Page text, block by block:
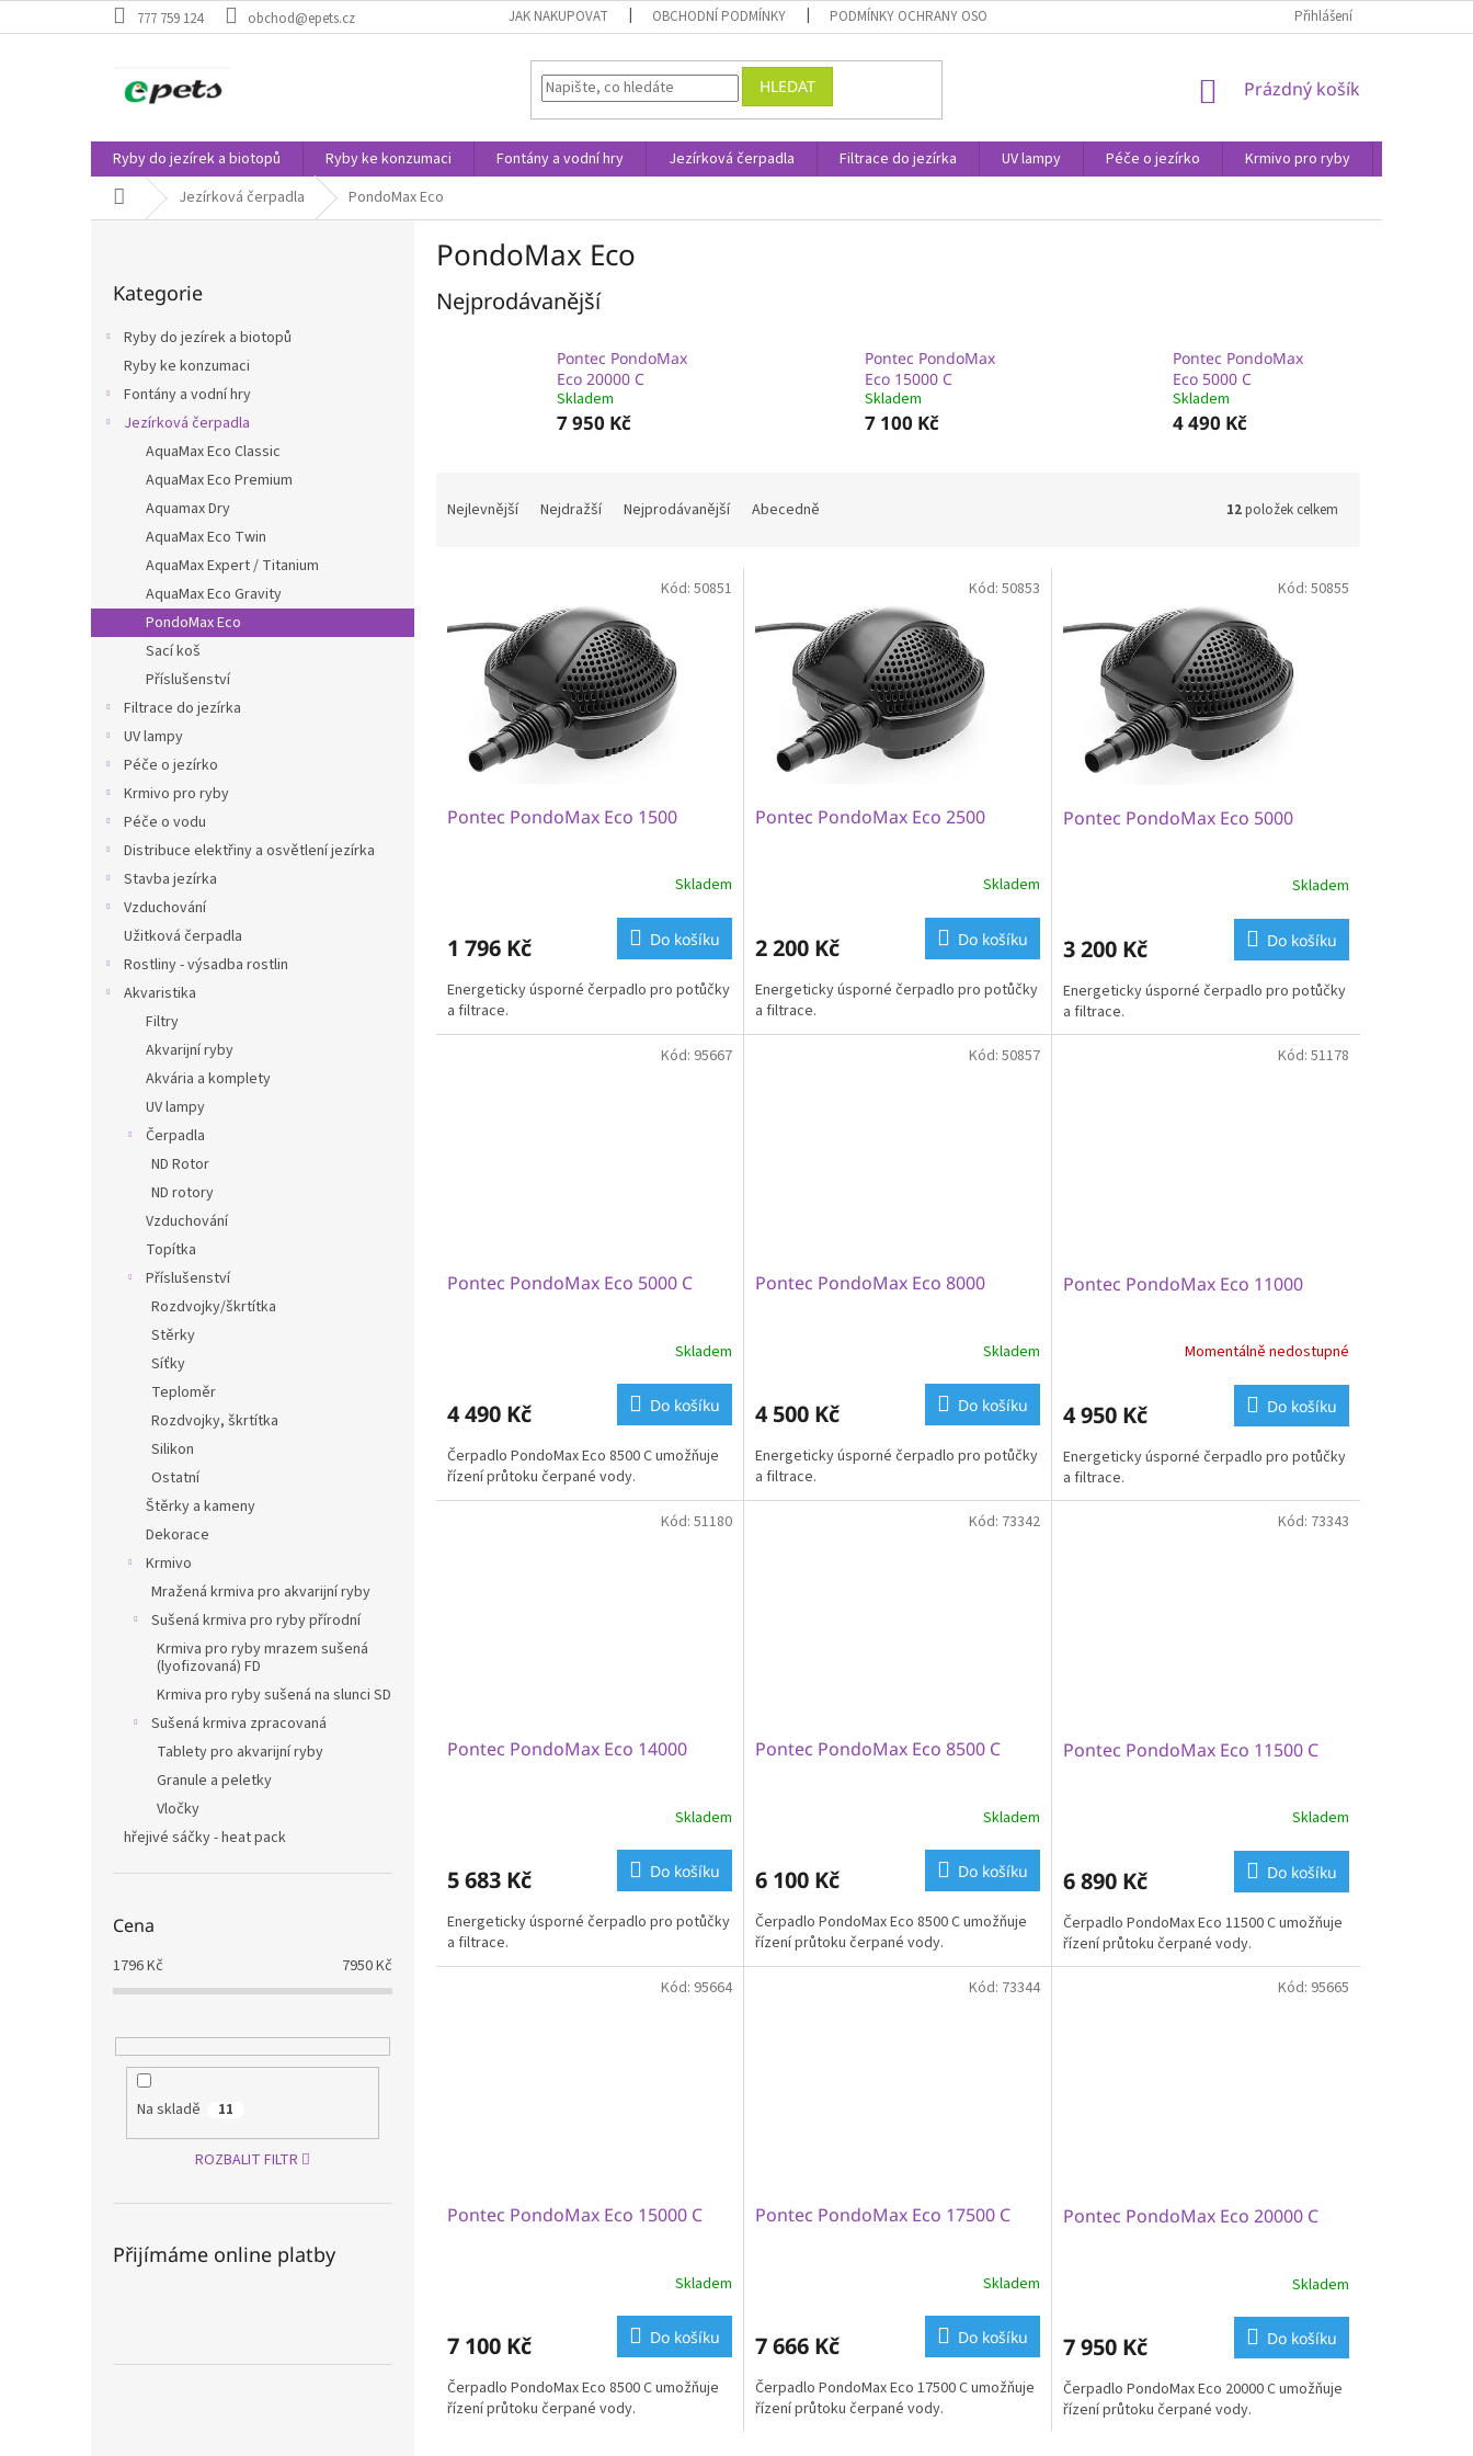
na
777 759 124 obchod@epets.cz JAK NAKUPOVAT OBCHODNÍ PODMÍNKY PODMÍNKY OCHRANY OSOBNÍCH ÚDAJŮ Přihlášení
HLEDAT
NÁKUPNÍ
Prázdný košík
Ryby do jezírek a biotopů Ryby ke konzumaci Fontány a vodní hry Jezírková čerpadla Filtrace do jezírka UV lampy Péče o jezírko Krmivo pro ryby
Domů Jezírková čerpadla PondoMax Eco
kategorie
Kategorie
Ryby do jezírek a biotopů
Ryby ke konzumaci
Fontány a vodní hry
Jezírková čerpadla
AquaMax Eco Classic
AquaMax Eco Premium
Aquamax Dry
AquaMax Eco Twin
AquaMax Expert / Titanium
AquaMax Eco Gravity
PondoMax Eco
Sací koš
Příslušenství
Filtrace do jezírka
UV lampy
Péče o jezírko
Krmivo pro ryby
Péče o vodu
Distribuce elektřiny a osvětlení jezírka
Stavba jezírka
Vzduchování
Užitková čerpadla
Rostliny - výsadba rostlin
Akvaristika
Filtry
Akvarijní ryby
Akvária a komplety
UV lampy
Čerpadla
ND Rotor
ND rotory
Vzduchování
Topítka
Příslušenství
Rozdvojky/škrtítka
Stěrky
Síťky
Teploměr
Rozdvojky, škrtítka
Silikon
Ostatní
Štěrky a kameny
Dekorace
Krmivo
Mražená krmiva pro akvarijní ryby
Sušená krmiva pro ryby přírodní
Krmiva pro ryby mrazem sušená
(lyofizovaná) FD
Krmiva pro ryby sušená na slunci SD
Sušená krmiva zpracovaná
Tablety pro akvarijní ryby
Granule a peletky
Vločky
hřejivé sáčky - heat pack
Cena
1796Kč 7950Kč
Na skladě 11
ROZBALIT FILTR
Přijímáme online platby
PondoMax Eco
Nejprodávanější
Pontec PondoMax
Eco 20000 C
Skladem
7 950 Kč
Pontec PondoMax
Eco 15000 C
Skladem
7 100 Kč
Pontec PondoMax
Eco 5000 C
Skladem
4 490 Kč
p
Nejlevnější Nejdražší Nejprodávanější Abecedně 12položek celkem
p
Pontec PondoMax Eco 1500
Skladem
1 796 Kč Do košíku
Energeticky úsporné čerpadlo pro potůčky
a filtrace.
Kód: 50851
Pontec PondoMax Eco 2500
Skladem
2 200 Kč Do košíku
Energeticky úsporné čerpadlo pro potůčky
a filtrace.
Kód: 50853
Pontec PondoMax Eco 5000
Skladem
3 200 Kč Do košíku
Energeticky úsporné čerpadlo pro potůčky
a filtrace.
Kód: 50855
Pontec PondoMax Eco 5000 C
Skladem
4 490 Kč Do košíku
Čerpadlo PondoMax Eco 8500 C umožňuje
řízení průtoku čerpané vody.
Kód: 95667
Pontec PondoMax Eco 8000
Skladem
4 500 Kč Do košíku
Energeticky úsporné čerpadlo pro potůčky
a filtrace.
Kód: 50857
Pontec PondoMax Eco 11000
Momentálně nedostupné
4 950 Kč Do košíku
Energeticky úsporné čerpadlo pro potůčky
a filtrace.
Kód: 51178
Pontec PondoMax Eco 14000
Skladem
5 683 Kč Do košíku
Energeticky úsporné čerpadlo pro potůčky
a filtrace.
Kód: 51180
Pontec PondoMax Eco 8500 C
Skladem
6 100 Kč Do košíku
Čerpadlo PondoMax Eco 8500 C umožňuje
řízení průtoku čerpané vody.
Kód: 73342
Pontec PondoMax Eco 11500 C
Skladem
6 890 Kč Do košíku
Čerpadlo PondoMax Eco 11500 C umožňuje
řízení průtoku čerpané vody.
Kód: 73343
Pontec PondoMax Eco 15000 C
Skladem
7 100 Kč Do košíku
Čerpadlo PondoMax Eco 8500 C umožňuje
řízení průtoku čerpané vody.
Kód: 95664
Pontec PondoMax Eco 17500 C
Skladem
7 666 Kč Do košíku
Čerpadlo PondoMax Eco 17500 C umožňuje
řízení průtoku čerpané vody.
Kód: 73344
Pontec PondoMax Eco 20000 C
Skladem
7 950 Kč Do košíku
Čerpadlo PondoMax Eco 20000 C umožňuje
řízení průtoku čerpané vody.
Kód: 95665